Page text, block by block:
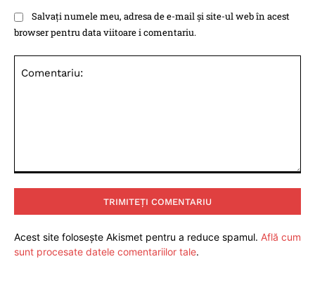
Salvați numele meu, adresa de e-mail și site-ul web în acest
browser pentru data viitoare i comentariu.
Acest site folosește Akismet pentru a reduce spamul. Află cum
sunt procesate datele comentariilor tale.